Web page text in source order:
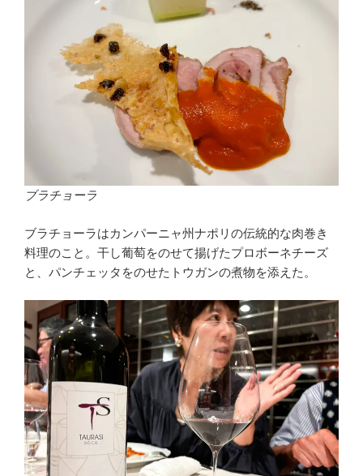
ブラチョーラ
ブラチョーラはカンパーニャ州ナポリの伝統的な肉巻き
料理のこと。干し葡萄をのせて揚げたプロボーネチーズ
と、パンチェッタをのせたトウガンの煮物を添えた。